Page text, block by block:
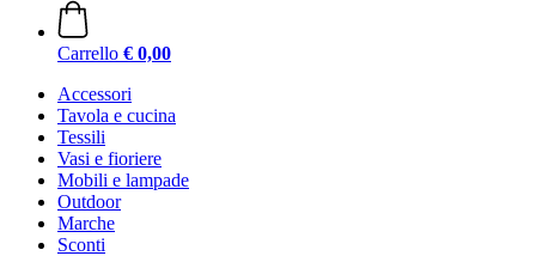
Carrello € 0,00
Accessori
Tavola e cucina
Tessili
Vasi e fioriere
Mobili e lampade
Outdoor
Marche
Sconti